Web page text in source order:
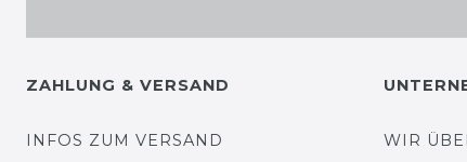
ZAHLUNG & VERSAND
INFOS ZUM VERSAND WIR